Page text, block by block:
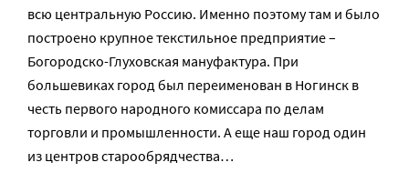
всю центральную Россию. Именно поэтому там и было
построено крупное текстильное предприятие –
Богородско-Глуховская мануфактура. При
большевиках город был переименован в Ногинск в
честь первого народного комиссара по делам
торговли и промышленности. А еще наш город один
из центров старообрядчества…